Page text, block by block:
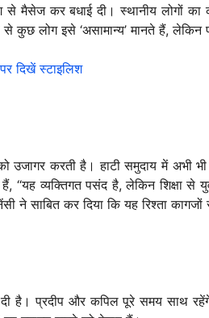
मैसेज कर बधाई दी। स्थानीय लोगों
से कुछ लोग इसे ‘असामान्य’ मानते हैं,
दिखें स्टाइलिश
करती है। हाटी समुदाय में अभी
“यह व्यक्तिगत पसंद है, लेकिन शिक्षा
ने साबित कर दिया कि यह रिश्ता
है। प्रदीप और कपिल पूरे समय साथ